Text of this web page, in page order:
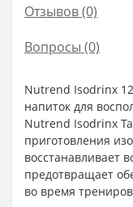
Отзывов (0)
Вопросы (0)
Nutrend Isodrinx
напиток для
Nutrend Isodrinx
приготовления
восстанавливает
предотвращает
во время